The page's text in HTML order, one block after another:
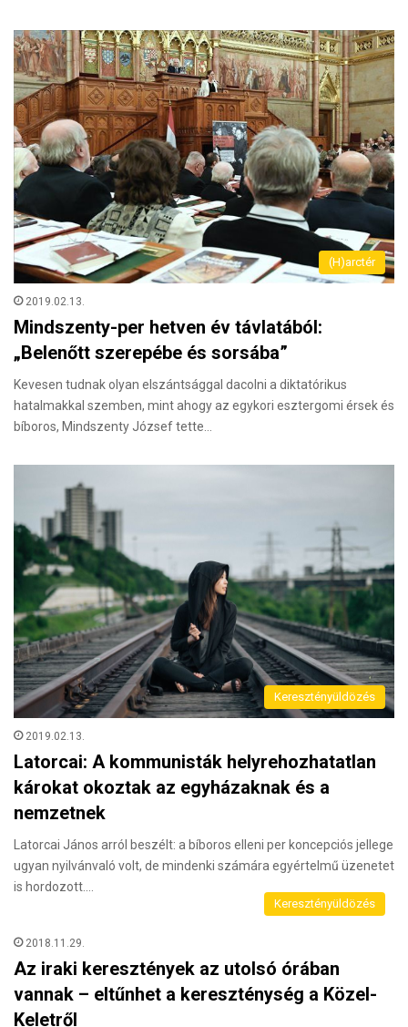
(H)arctér
2019.02.13.
Mindszenty-per hetven év távlatából:
„Belenőtt szerepébe és sorsába”
Kevesen tudnak olyan elszántsággal dacolni a diktatórikus
hatalmakkal szemben, mint ahogy az egykori esztergomi érsek és
bíboros, Mindszenty József tette…
Keresztényüldözés
2019.02.13.
Latorcai: A kommunisták helyrehozhatatlan
károkat okoztak az egyházaknak és a
nemzetnek
Latorcai János arról beszélt: a bíboros elleni per koncepciós jellege
ugyan nyilvánvaló volt, de mindenki számára egyértelmű üzenetet
is hordozott.…
Keresztényüldözés
2018.11.29.
Az iraki keresztények az utolsó órában
vannak – eltűnhet a kereszténység a Közel-
Keletről